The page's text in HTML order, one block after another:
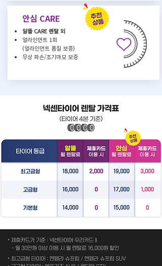
안심 CARE
알뜰 CARE 렌탈 외
얼라인먼트 1회
(얼라인먼트 품질 보증)
무상 파손/조기마모 보증